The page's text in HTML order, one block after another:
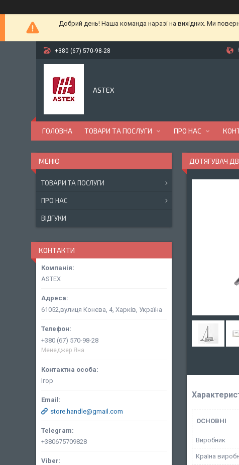
Добрий день! Наша команда наразі на вихідних. Ми
+380 (67) 570-98-28
ASTEX
ГОЛОВНА ТОВАРИ ТА ПОСЛУГИ ПРО НАС
ДОТЯГУВАЧ
ОСНОВНІ
Виробник
Країна
ТОВАРИ ТА ПОСЛУГИ
ПРО НАС
ВІДГУКИ
КОНТАКТИ
ASTEX
61052,вулиця Конєва, 4, Харків, Україна
+380 (67) 570-98-28
Менеджер Яна
Ігор
store.handle@gmail.com
+380675709828